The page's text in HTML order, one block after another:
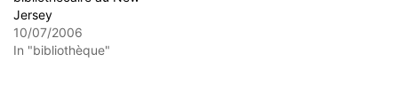
Jersey
10/07/2006
In "bibliothèque"